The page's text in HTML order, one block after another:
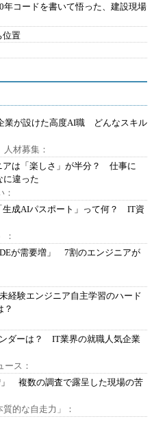
年コードを書いて悟った、建設現場
位置
が設けた高度AI職 どんなスキル
人材募集：
アは「楽しさ」が半分？ 仕事に
に違った
：
成AIパスポート」って何？ IT資
：
が需要増」 7割のエンジニアが
経験エンジニア自主学習のハード
？
ダーは？ IT業界の就職人気企業
ース：
」 複数の調査で露呈した現場の苦
的な自走力」：